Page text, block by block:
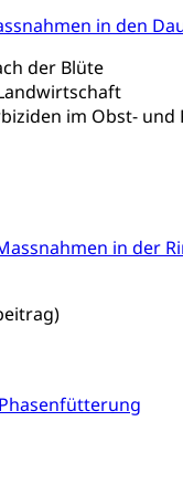
in den
der Blüte
im Obst- und
in der
Kulturerbe,
Produktionsbeitrag,
Regionale